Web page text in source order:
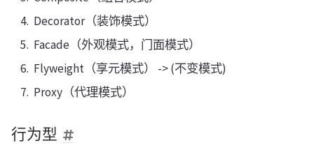
Decorator（装饰模式）
Facade（外观模式，门面模式）
Flyweight（享元模式） -> (不变模式)
Proxy（代理模式）
行为型